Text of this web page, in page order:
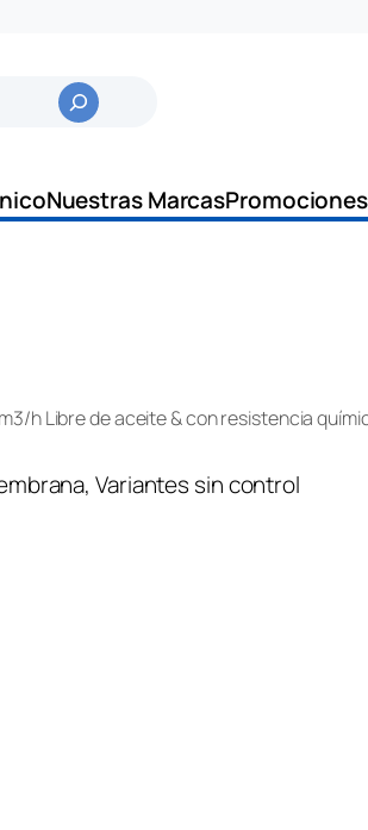
Nuestras MarcasPromociones
h Libre de aceite & con resistencia
, Variantes sin control